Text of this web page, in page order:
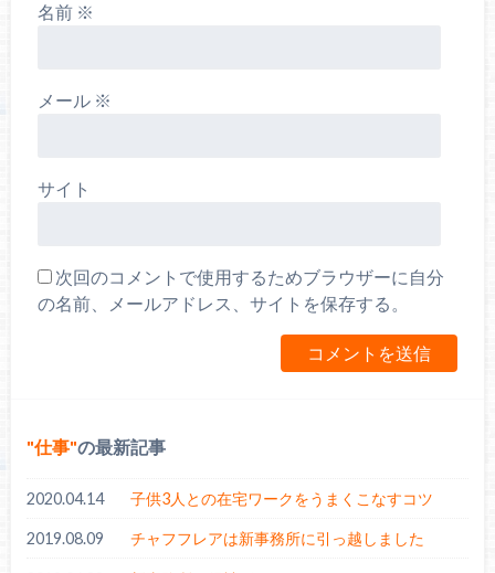
名前 ※
メール ※
サイト
次回のコメントで使用するためブラウザーに自分
の名前、メールアドレス、サイトを保存する。
仕事 の最新記事
2020.04.14 子供3人との在宅ワークをうまくこなすコツ
2019.08.09 チャフフレアは新事務所に引っ越しました